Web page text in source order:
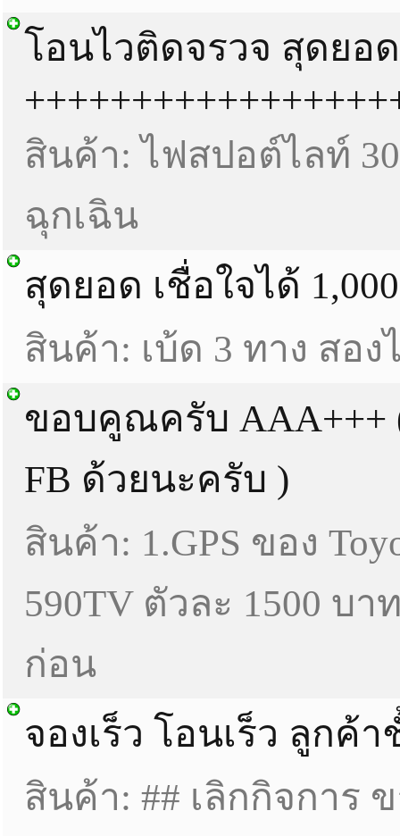
โอนไวติดจรวจ สุดยอ
สินค้า: ไฟสปอต์ไลท์
ฉุกเฉิน
สุดยอด เชื่อใจได้
สินค้า: เบ้ด 3 ทาง สอง
ขอบคูณครับ AAA+++
FB ด้วยนะครับ )
สินค้า: 1.GPS ของ
590TV ตัวละ 1500 บา
ก่อน
จองเร็ว โอนเร็ว ลูกค้
สินค้า: ## เลิกกิจการ